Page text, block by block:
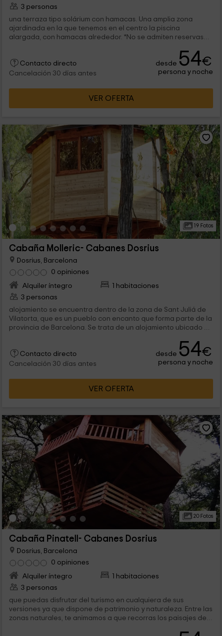
3 personas
una terraza tipo solárium con hamacas. Una amplia zona
ajardinada en la que tenemos en el centro la piscina
alargada, con hamacas alrededor. *No se admiten reservas
Contacto directo
Cancelación 30 días antes
desde 54€
persona y noche
VER OFERTA
19 Fotos
Cabaña Molleric- Cabanes Dosrius
Dosrius, Barcelona
0 opiniones
Alquiler íntegro
1 habitaciones
3 personas
alojamiento se encuentra dentro de la zona de Sant Juliá de
Vilatorta, que es un pueblo con encanto que forma parte de la
provincia de Barcelona. Se trata de un alojamiento ubicado en
Contacto directo
Cancelación 30 días antes
desde 54€
persona y noche
VER OFERTA
20 Fotos
Cabaña Pinatell- Cabanes Dosrius
Dosrius, Barcelona
0 opiniones
Alquiler íntegro
1 habitaciones
3 personas
que puedas disfrutar del turismo en cualquiera de sus
versiones ya que dispone de patrimonio y naturaleza. Entre las
zonas naturales, te animamos a que recorras los paisajes de